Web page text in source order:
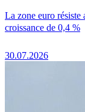
La zone euro résiste
croissance de 0,4 %
30.07.2026